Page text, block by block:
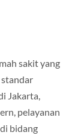
sakit yang
Jakarta,
pelayanan
bidang